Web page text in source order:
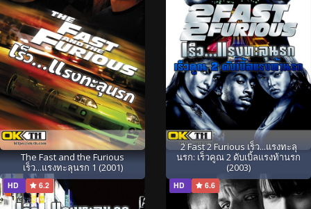
The Fast and the Furious
เร็ว...แรงทะลุนรก 1 (2001)
2 Fast 2 Furious เร็ว...แรงทะลุ
นรก: เร็วคูณ 2 ดับเบิ้ลแรงท้านรก
(2003)
HD 6.2 HD 6.6